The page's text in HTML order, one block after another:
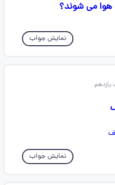
هوا می شوند؟
نمایش جواب
نمایش جواب